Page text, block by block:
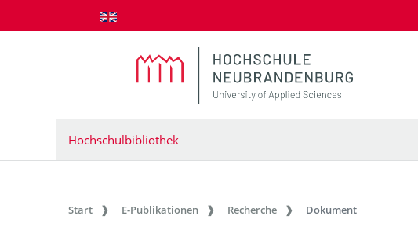
zum Inhalt springen
Hochschulbibliothek
Start E-Publikationen Recherche Dokument